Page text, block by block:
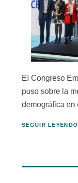
El Congreso
puso sobre la
demográfica en
SEGUIR LEYENDO